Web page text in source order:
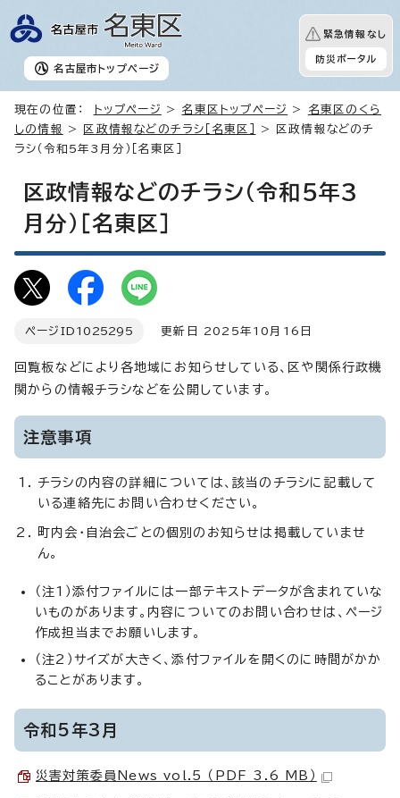
名古屋市 トップページ
緊急情報なし
防災ポータル
現在の位置： トップページ > 名東区トップページ > 名東区のくら
しの情報
> 区政情報などのチラシ［名東区］
> 区政情報などのチ
ラシ（令和5年3月分）［名東区］
区政情報などのチラシ（令和5年3
月分）［名東区］
ページID 1025295 更新日 2025年10月16日
回覧板などにより各地域にお知らせしている、区や関係行政機
関からの情報チラシなどを公開しています。
注意事項
チラシの内容の詳細については、該当のチラシに記載して
いる連絡先にお問い合わせください。
町内会・自治会ごとの個別のお知らせは掲載していませ
ん。
（注1）添付ファイルには一部テキストデータが含まれていな
いものがあります。内容についてのお問い合わせは、ページ
作成担当までお願いします。
（注2）サイズが大きく、添付ファイルを開くのに時間がかか
ることがあります。
令和5年3月
災害対策委員News vol.5 （PDF 3.6 MB）